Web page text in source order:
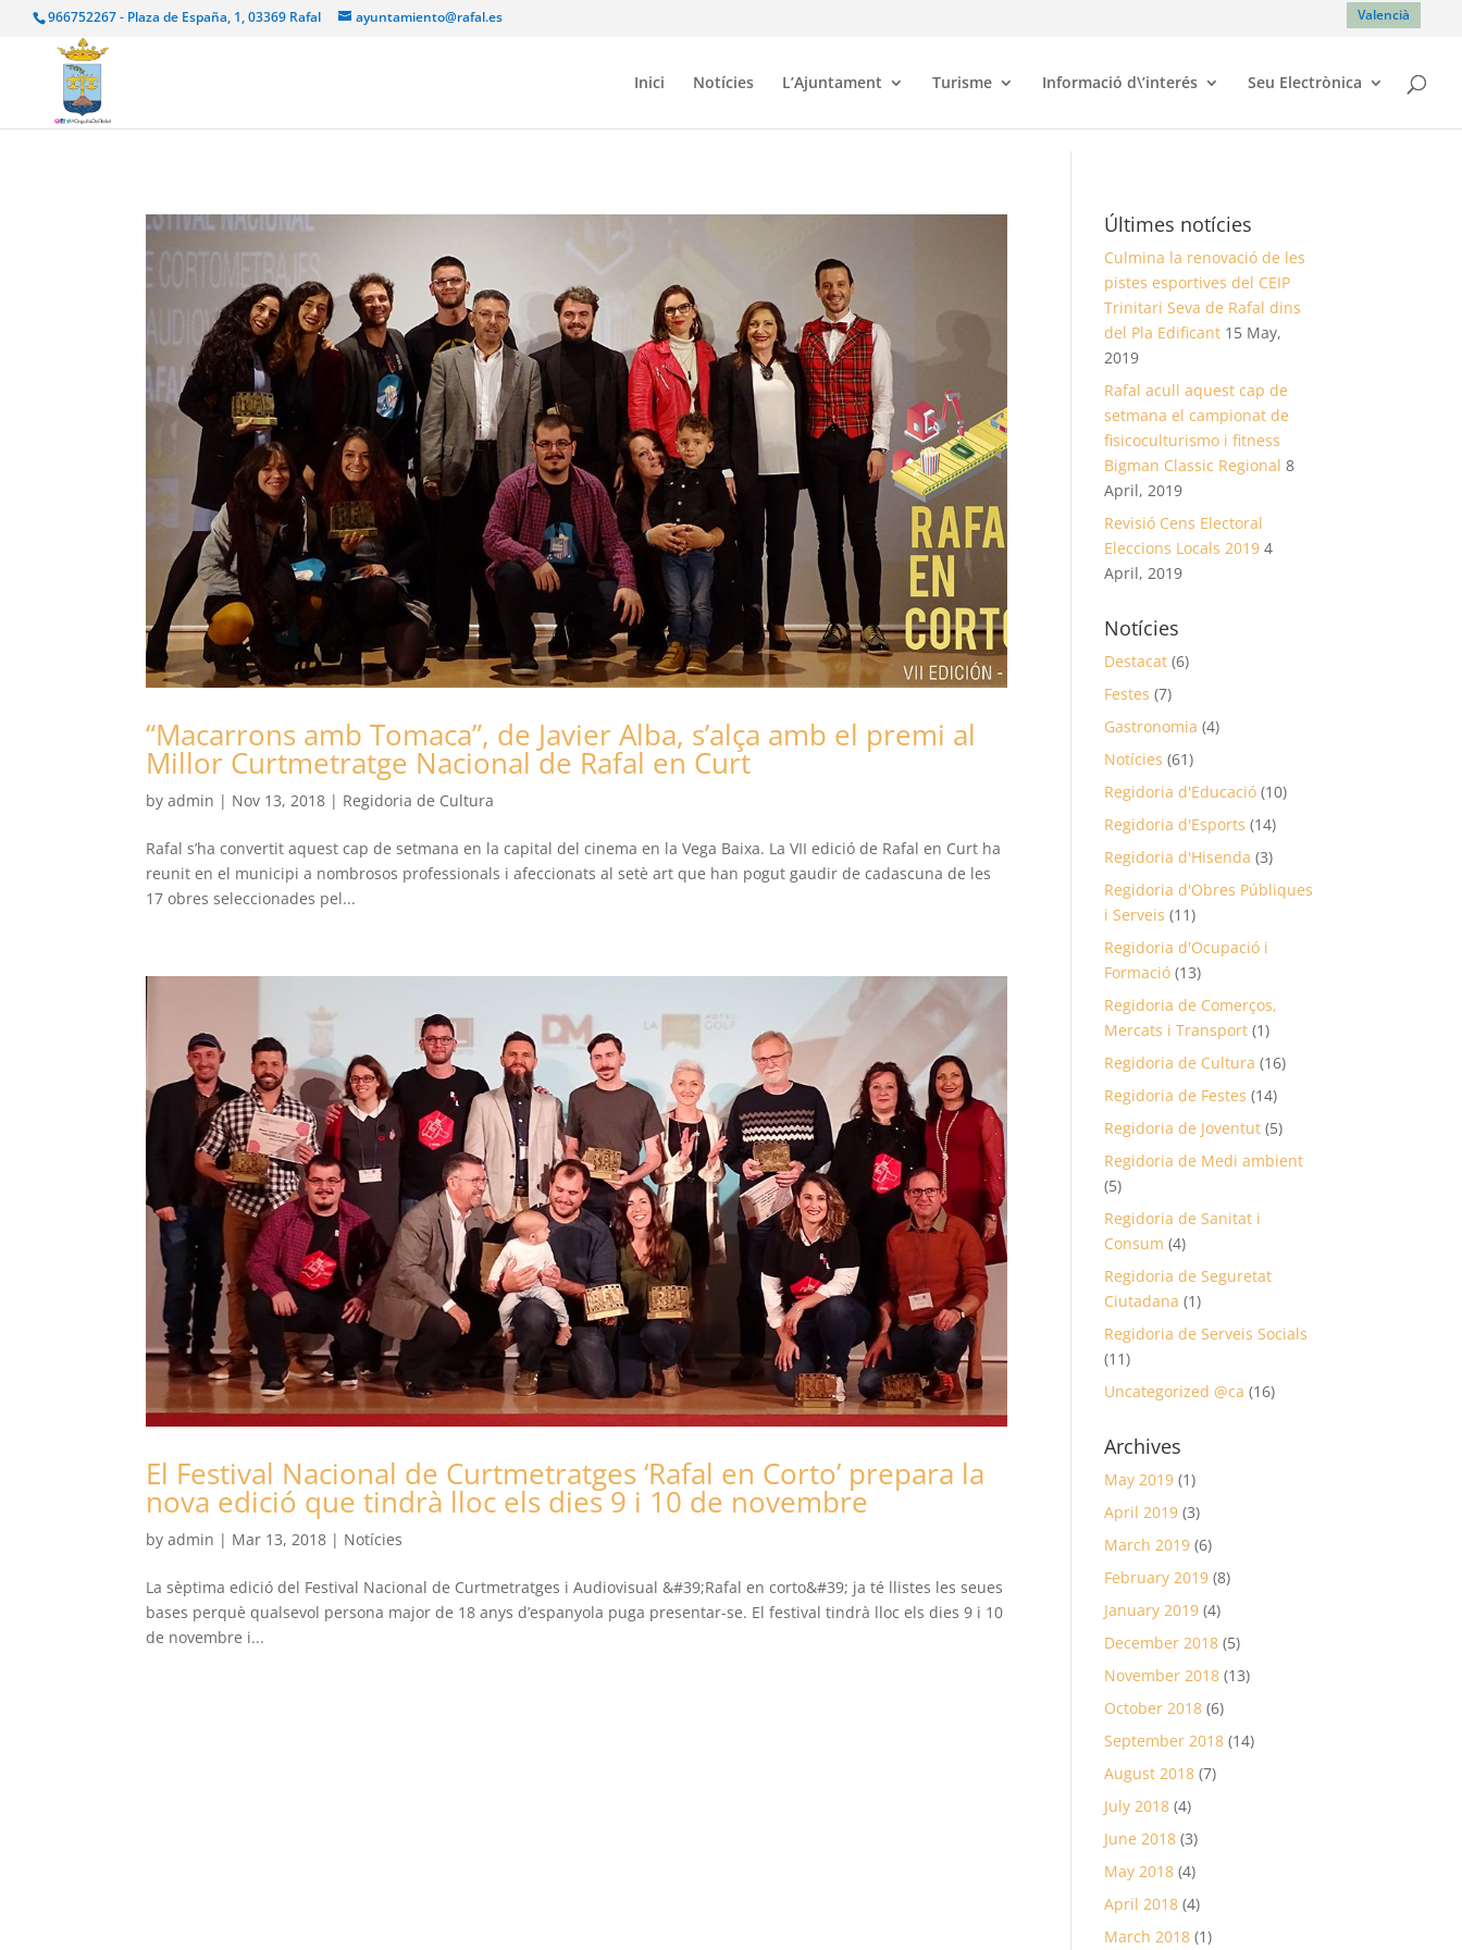
966752267 - Plaza de España, 1, 03369 Rafal ayuntamiento@rafal.es Valencià
Inici Notícies L’Ajuntament Turisme Informació d\’interés Seu Electrònica
“Macarrons amb Tomaca”, de Javier Alba, s’alça amb el premi al
Millor Curtmetratge Nacional de Rafal en Curt
byadmin | Nov 13, 2018 | Regidoria de Cultura
Rafal s’ha convertit aquest cap de setmana en la capital del cinema en la Vega Baixa. La VII edició de Rafal en Curt ha
reunit en el municipi a nombrosos professionals i afeccionats al setè art que han pogut gaudir de cadascuna de les
17 obres seleccionades pel...
El Festival Nacional de Curtmetratges ‘Rafal en Corto’ prepara la
nova edició que tindrà lloc els dies 9 i 10 de novembre
byadmin | Mar 13, 2018 | Notícies
La sèptima edició del Festival Nacional de Curtmetratges i Audiovisual &#39;Rafal en corto&#39; ja té llistes les seues
bases perquè qualsevol persona major de 18 anys d’espanyola puga presentar-se. El festival tindrà lloc els dies 9 i 10
de novembre i...
Últimes notícies
Culmina la renovació de les
pistes esportives del CEIP
Trinitari Seva de Rafal dins
del Pla Edificant 15 May,
2019
Rafal acull aquest cap de
setmana el campionat de
fisicoculturismo i fitness
Bigman Classic Regional 8
April, 2019
Revisió Cens Electoral
Eleccions Locals 2019 4
April, 2019
Notícies
Destacat (6)
Festes (7)
Gastronomia (4)
Notícies (61)
Regidoria d'Educació (10)
Regidoria d'Esports (14)
Regidoria d'Hisenda (3)
Regidoria d'Obres Públiques
i Serveis (11)
Regidoria d'Ocupació i
Formació (13)
Regidoria de Comerços,
Mercats i Transport (1)
Regidoria de Cultura (16)
Regidoria de Festes (14)
Regidoria de Joventut (5)
Regidoria de Medi ambient
(5)
Regidoria de Sanitat i
Consum (4)
Regidoria de Seguretat
Ciutadana (1)
Regidoria de Serveis Socials
(11)
Uncategorized @ca (16)
Archives
May 2019 (1)
April 2019 (3)
March 2019 (6)
February 2019 (8)
January 2019 (4)
December 2018 (5)
November 2018 (13)
October 2018 (6)
September 2018 (14)
August 2018 (7)
July 2018 (4)
June 2018 (3)
May 2018 (4)
April 2018 (4)
March 2018 (1)